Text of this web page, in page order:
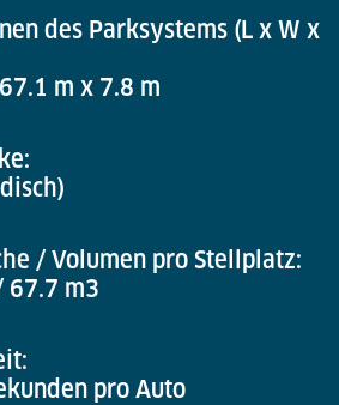
des Parksystems (L x W x
m x 7.8 m
/ Volumen pro Stellplatz:
67.7 m3
pro Auto